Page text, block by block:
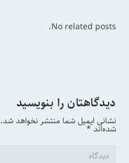
No related posts.
دیدگاهتان را بنویسید
نشانی ایمیل شما منتشر نخواهد شد.
شده‌اند*